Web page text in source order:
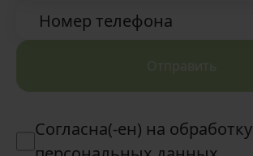
Номер телефона
Отправить
Согласна(-ен) на обработку